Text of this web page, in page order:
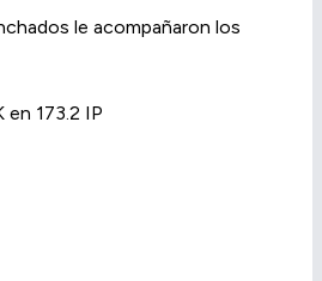
le acompañaron los
en 173.2 IP